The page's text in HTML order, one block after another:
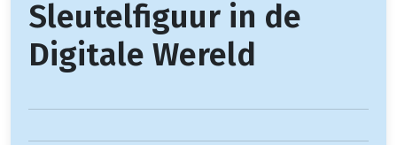
Sleutelfiguur in de
Digitale Wereld